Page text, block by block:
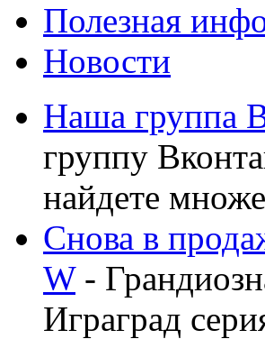
Полезная
Новости
Наша группа
группу
найдете
Снова в
W-
Играград